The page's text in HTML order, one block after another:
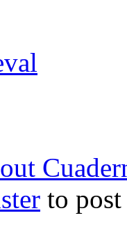
to